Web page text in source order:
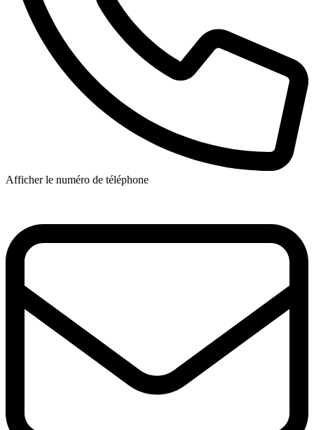
Afficher le numéro de téléphone